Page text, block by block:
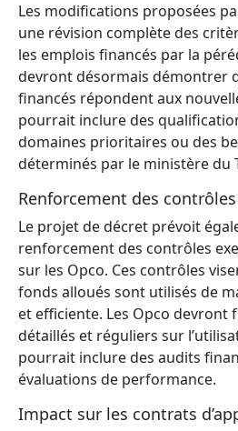
Les modifications proposées
une révision complète des
les emplois financés par la
devront désormais démontrer
financés répondent aux
pourrait inclure des
domaines prioritaires ou des
déterminés par le ministère du
Renforcement des contrôles
Le projet de décret prévoit
renforcement des contrôles
sur les Opco. Ces contrôles
fonds alloués sont utilisés de
et efficiente. Les Opco
détaillés et réguliers sur
pourrait inclure des audits
évaluations de performance.
Impact sur les contrats